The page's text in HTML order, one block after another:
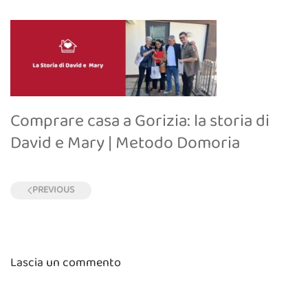
Comprare casa a Gorizia: la storia di
David e Mary | Metodo Domoria
PREVIOUS
Lascia un commento